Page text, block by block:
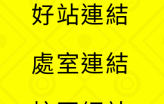
好站連結
處室連結